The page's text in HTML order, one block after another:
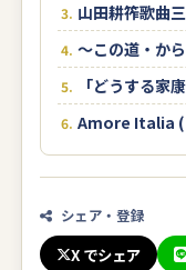
山田耕筰歌曲
〜この道・か
「どうする家
Amore Italia (
シェア・登録
X でシェア